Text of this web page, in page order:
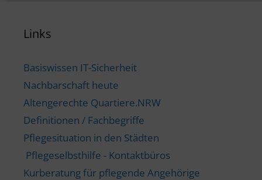
Links
Basiswissen IT-Sicherheit
Nachbarschaft heute
Altengerechte Quartiere.NRW
Definitionen / Fachbegriffe
Pflegesituation in den Städten
Pflegeselbsthilfe - Kontaktbüros
Kurberatung für pflegende Angehörige